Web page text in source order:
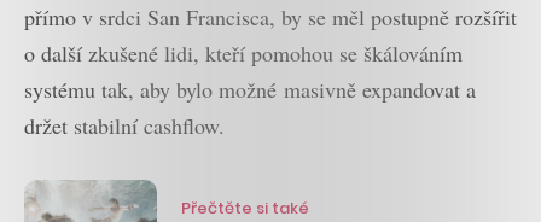
přímo v srdci San Francisca, by se měl postupně rozšířit
o další zkušené lidi, kteří pomohou se škálováním
systému tak, aby bylo možné masivně expandovat a
držet stabilní cashflow.
Přečtěte si také